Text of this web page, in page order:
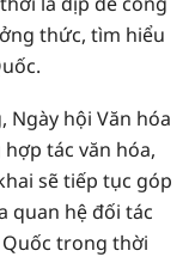
thức, tìm hiểu
hội Văn hóa
tác văn hóa,
sẽ tiếp tục góp
quan hệ đối tác
trong thời